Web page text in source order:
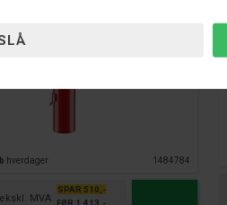
hverdager 1484784
SPAR 510,-
FØR 1.413,-